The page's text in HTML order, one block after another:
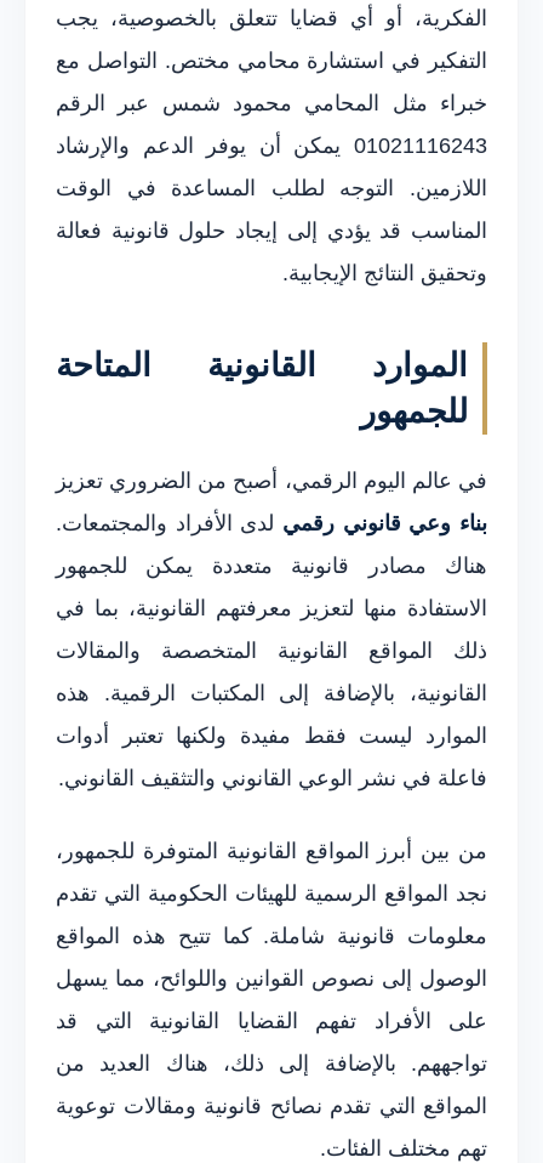
الفكرية، أو أي قضايا تتعلق بالخصوصية، يجب
التفكير في استشارة محامي مختص. التواصل مع
خبراء مثل المحامي محمود شمس عبر الرقم
01021116243 يمكن أن يوفر الدعم والإرشاد
اللازمين. التوجه لطلب المساعدة في الوقت
المناسب قد يؤدي إلى إيجاد حلول قانونية فعالة
وتحقيق النتائج الإيجابية.
الموارد القانونية المتاحة
للجمهور
في عالم اليوم الرقمي، أصبح من الضروري تعزيز
بناء وعي قانوني رقمي لدى الأفراد والمجتمعات.
هناك مصادر قانونية متعددة يمكن للجمهور
الاستفادة منها لتعزيز معرفتهم القانونية، بما في
ذلك المواقع القانونية المتخصصة والمقالات
القانونية، بالإضافة إلى المكتبات الرقمية. هذه
الموارد ليست فقط مفيدة ولكنها تعتبر أدوات
فاعلة في نشر الوعي القانوني والتثقيف القانوني.
من بين أبرز المواقع القانونية المتوفرة للجمهور،
نجد المواقع الرسمية للهيئات الحكومية التي تقدم
معلومات قانونية شاملة. كما تتيح هذه المواقع
الوصول إلى نصوص القوانين واللوائح، مما يسهل
على الأفراد تفهم القضايا القانونية التي قد
تواجههم. بالإضافة إلى ذلك، هناك العديد من
المواقع التي تقدم نصائح قانونية ومقالات توعوية
تهم مختلف الفئات.